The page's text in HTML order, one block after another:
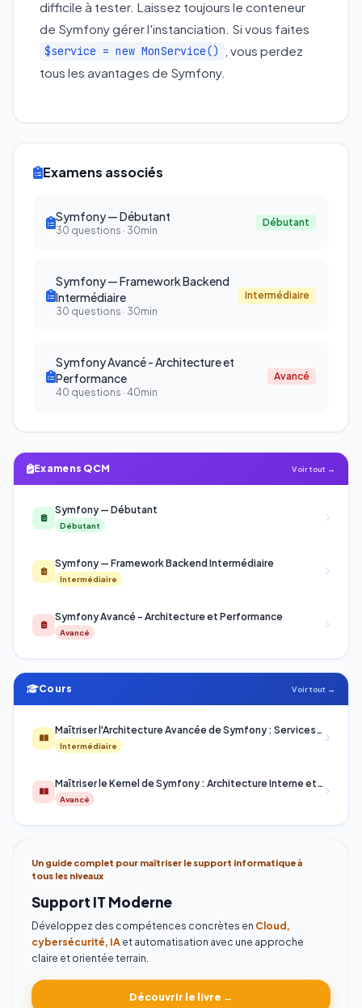
difficile à tester. Laissez toujours le conteneur
de Symfony gérer l'instanciation. Si vous faites
$service = new MonService()
, vous perdez
tous les avantages de Symfony.
Examens associés
Symfony — Débutant
30 questions · 30min
Débutant
Symfony — Framework Backend
Intermédiaire
30 questions · 30min
Intermédiaire
Symfony Avancé - Architecture et
Performance
40 questions · 40min
Avancé
Examens QCM Voir tout →
Symfony — Débutant
Débutant
Symfony — Framework Backend Intermédiaire
Intermédiaire
Symfony Avancé - Architecture et Performance
Avancé
Cours Voir tout →
Maîtriser l'Architecture Avancée de Symfony : Services, Dépendances et Événements
Intermédiaire
Maîtriser le Kernel de Symfony : Architecture Interne et Optimisation Performance
Avancé
Un guide complet pour maîtriser le support informatique à
tous les niveaux
Support IT Moderne
Développez des compétences concrètes en Cloud,
cybersécurité, IA et automatisation avec une approche
claire et orientée terrain.
Découvrir le livre →